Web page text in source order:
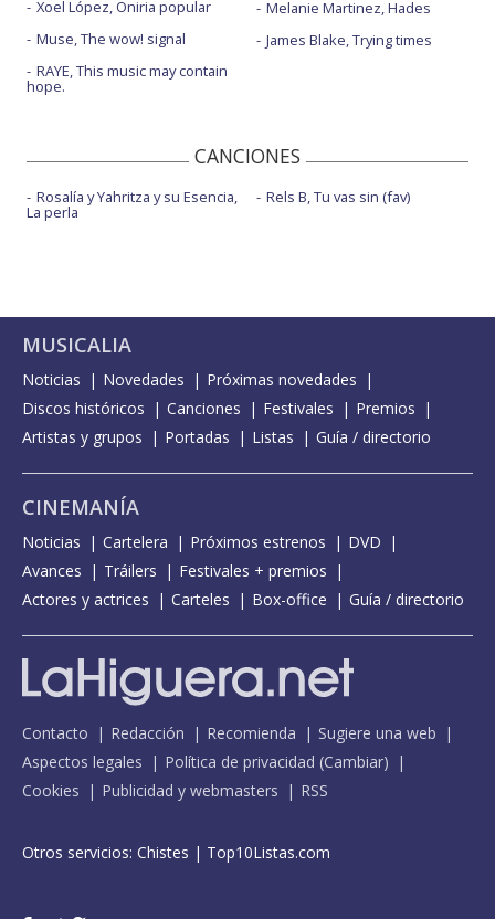
Xoel López, Oniria popular
Muse, The wow! signal
RAYE, This music may contain
hope.
Melanie Martinez, Hades
James Blake, Trying times
CANCIONES
Rosalía y Yahritza y su Esencia,
La perla
Rels B, Tu vas sin (fav)
MUSICALIA
Noticias Novedades
Próximas novedades
Discos históricos
Canciones Festivales
Premios
Artistas y grupos
Portadas Listas Guía / directorio
CINEMANÍA
Noticias Cartelera Próximos estrenos
DVD
Avances
Tráilers
Festivales + premios
Actores y actrices
Carteles Box-office Guía / directorio
Contacto Redacción Recomienda
Sugiere una web
Aspectos legales
Política de privacidad (Cambiar)
Cookies
Publicidad y webmasters RSS
Otros servicios: Chistes | Top10Listas.com